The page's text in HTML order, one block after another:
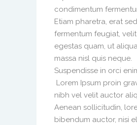
condimentum
Etiam pharetra, erat sed
fermentum feugiat,
egestas quam, ut
massa nisl quis neque.
Suspendisse in orci
Lorem Ipsum proin
nibh vel velit auctor
Aenean sollicitudin,
bibendum auctor, nisi